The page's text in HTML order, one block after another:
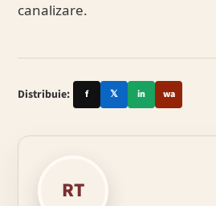
canalizare.
Distribuie: f 𝕏 in wa
RT